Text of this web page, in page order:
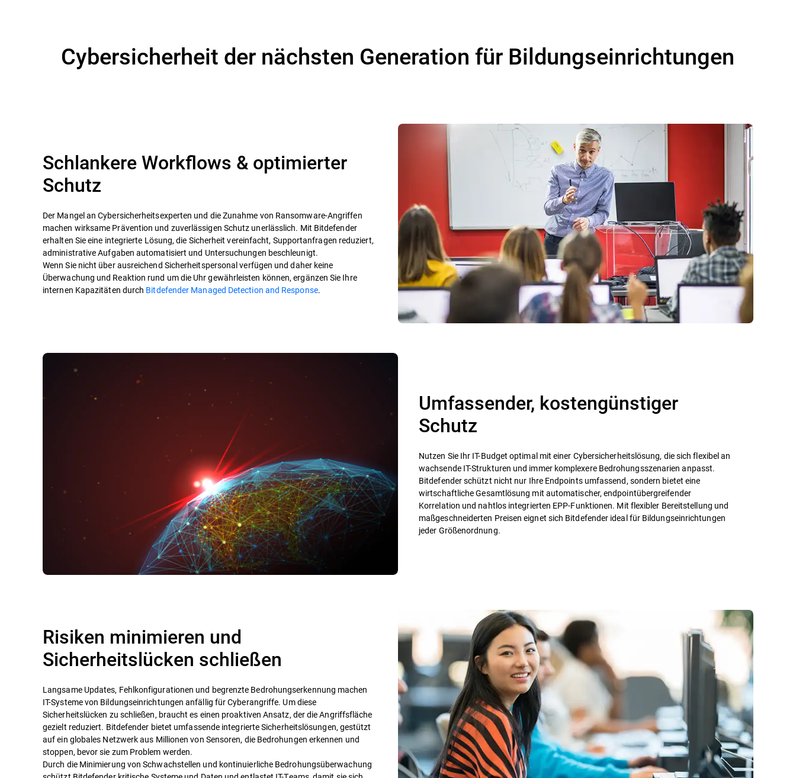
Cybersicherheit der nächsten Generation für Bildungseinrichtungen
Schlankere Workflows & optimierter
Schutz
Der Mangel an Cybersicherheitsexperten und die Zunahme von Ransomware-Angriffen
machen wirksame Prävention und zuverlässigen Schutz unerlässlich. Mit Bitdefender
erhalten Sie eine integrierte Lösung, die Sicherheit vereinfacht, Supportanfragen reduziert,
administrative Aufgaben automatisiert und Untersuchungen beschleunigt.
Wenn Sie nicht über ausreichend Sicherheitspersonal verfügen und daher keine
Überwachung und Reaktion rund um die Uhr gewährleisten können, ergänzen Sie Ihre
internen Kapazitäten durch Bitdefender Managed Detection and Response.
Umfassender, kostengünstiger
Schutz
Nutzen Sie Ihr IT-Budget optimal mit einer Cybersicherheitslösung, die sich flexibel an
wachsende IT-Strukturen und immer komplexere Bedrohungsszenarien anpasst.
Bitdefender schützt nicht nur Ihre Endpoints umfassend, sondern bietet eine
wirtschaftliche Gesamtlösung mit automatischer, endpointübergreifender
Korrelation und nahtlos integrierten EPP-Funktionen. Mit flexibler Bereitstellung und
maßgeschneiderten Preisen eignet sich Bitdefender ideal für Bildungseinrichtungen
jeder Größenordnung.
Risiken minimieren und
Sicherheitslücken schließen
Langsame Updates, Fehlkonfigurationen und begrenzte Bedrohungserkennung machen
IT-Systeme von Bildungseinrichtungen anfällig für Cyberangriffe. Um diese
Sicherheitslücken zu schließen, braucht es einen proaktiven Ansatz, der die Angriffsfläche
gezielt reduziert. Bitdefender bietet umfassende integrierte Sicherheitslösungen, gestützt
auf ein globales Netzwerk aus Millionen von Sensoren, die Bedrohungen erkennen und
stoppen, bevor sie zum Problem werden.
Durch die Minimierung von Schwachstellen und kontinuierliche Bedrohungsüberwachung